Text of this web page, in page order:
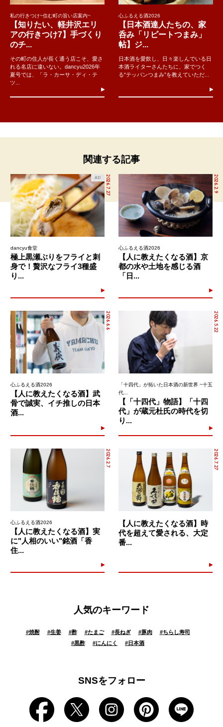
私の行きつけ~住む町の旨い店案内~
【知りたい、軽井沢エリ
アの行きつけ7】手づくり
のチ...
その町の住人が長く通う店こそ、愛さ
れる名店に違いない。dancyu2026年
夏号では、「ラ・カーサ・ディ・テ
ツ...
心ふるえる酒2026
【日本酒達人たちの、家
呑み「リピートつまみ」
帖】ジ...
日本酒を愛飲し、日々楽しんでいる日
本酒ライターさんたちに、家でつく
る“テッパンつまみ”を教えていただ...
関連する記事
2026.7.27
AD
dancyu食堂
極上黒瀬ぶりをフライと刺
身で！贅沢なフライ3種盛
り...
2026.2.9
心ふるえる酒2026
【人に教えたくなる酒】京
都の水や土地を感じる酒
「日...
2026.6.6
心ふるえる酒2026
【人に教えたくなる酒】武
骨で誠実、イチ推しの日本
酒...
2026.5.22
「十四代」が拓いた日本酒の新世界 ~十五
代...
【「十四代」物語】「十四
代」が蔵元杜氏の時代を切
り...
2026.2.7
心ふるえる酒2026
【人に教えたくなる酒】実
に"人相のいい"銘酒「香
住...
2026.7.27
【人に教えたくなる酒】時
代を超えて愛される、大定
番...
人気のキーワード
#焼酎 #生姜 #酢 #たまご #長ねぎ #豚肉 #ちらし寿司
#黒酢 #にんにく # 日本酒
SNSをフォロー